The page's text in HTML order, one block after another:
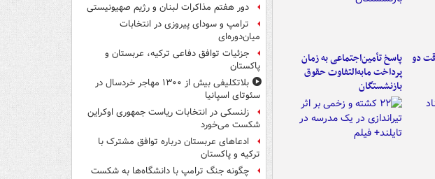
دو
پاسخ تأمین‌اجتماعی به زمان
پرداخت مابه‌التفاوت حقوق
بازنشستگان
دور هفتم مذاکرات لبنان و رژیم صهیونیستی
ترامپ و سودای پیروزی در انتخابات
میان‌دوره‌ای
جزئیات توافق دفاعی ترکیه، عربستان و
پاکستان
بلاتکلیفی بیش از ۱۳۰۰ مهاجر خردسال در
سئوتای اسپانیا
زلنسکی در انتخابات ریاست جمهوری اوکراین
شکست می‌خورد
ادعاهای عربستان درباره توافق مشترک با
ترکیه و پاکستان
چگونه جنگ ترامپ با دانشگاه‌ها به شکست